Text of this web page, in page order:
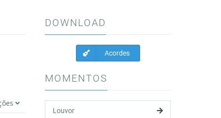
DOWNLOAD
Acordes
MOMENTOS
Louvor